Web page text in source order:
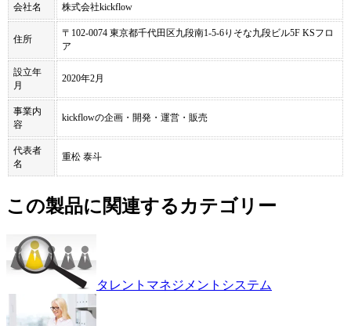
会社名 株式会社kickflow
住所
〒102-0074 東京都千代田区九段南1-5-6りそな九段ビル5F KSフロ
ア
設立年
月
2020年2月
事業内
容
kickflowの企画・開発・運営・販売
代表者
名
重松 泰斗
この製品に関連するカテゴリー
タレントマネジメントシステム